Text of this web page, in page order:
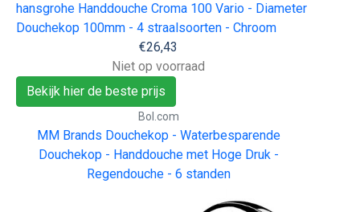
hansgrohe Handdouche Croma 100 Vario - Diameter
Douchekop 100mm - 4 straalsoorten - Chroom
€26,43
Niet op voorraad
Bekijk hier de beste prijs
Bol.com
MM Brands Douchekop - Waterbesparende
Douchekop - Handdouche met Hoge Druk -
Regendouche - 6 standen